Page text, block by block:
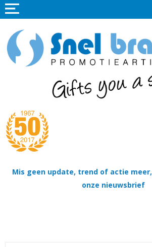
Mis geen update, trend of actie meer,
onze nieuwsbrief
Home
Promotieartikelen
Tassen
Thema's